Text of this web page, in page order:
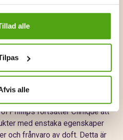
alle
alle
exfolierande
som alla ingår i deras populära
produkter är förpackade i
i en lugnande ljusgrön nyans,
av lugn och fransk glamour.
Phillips fortsätter Clinique att
med enstaka egenskaper
och frånvaro av doft. Detta är